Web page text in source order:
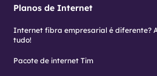
Planos de Internet
Internet fibra empresarial é diferente?
tudo!
Pacote de internet Tim